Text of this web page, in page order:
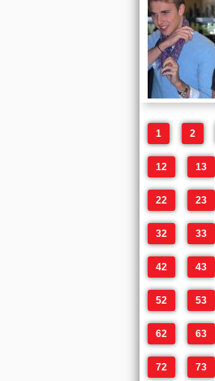
1 2
12 13
22 23
32 33
42 43
52 53
62 63
72 73